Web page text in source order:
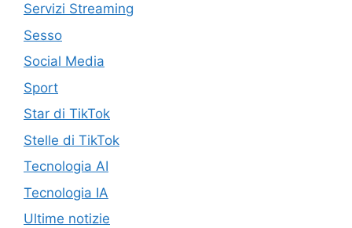
Servizi Streaming
Sesso
Social Media
Sport
Star di TikTok
Stelle di TikTok
Tecnologia AI
Tecnologia IA
Ultime notizie